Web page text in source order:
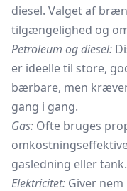
diesel. Valget af
tilgængelighed og
Petroleum og diesel:
er ideelle til store,
bærbare, men
gang i gang.
Gas: Ofte bruges
gasledning eller tank.
Elektricitet: Giver